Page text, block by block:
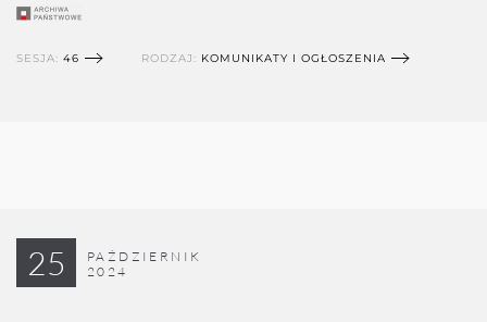
SESJA: 46 RODZAJ: KOMUNIKATY I OGŁOSZENIA
25
PAŹDZIERNIK
2024